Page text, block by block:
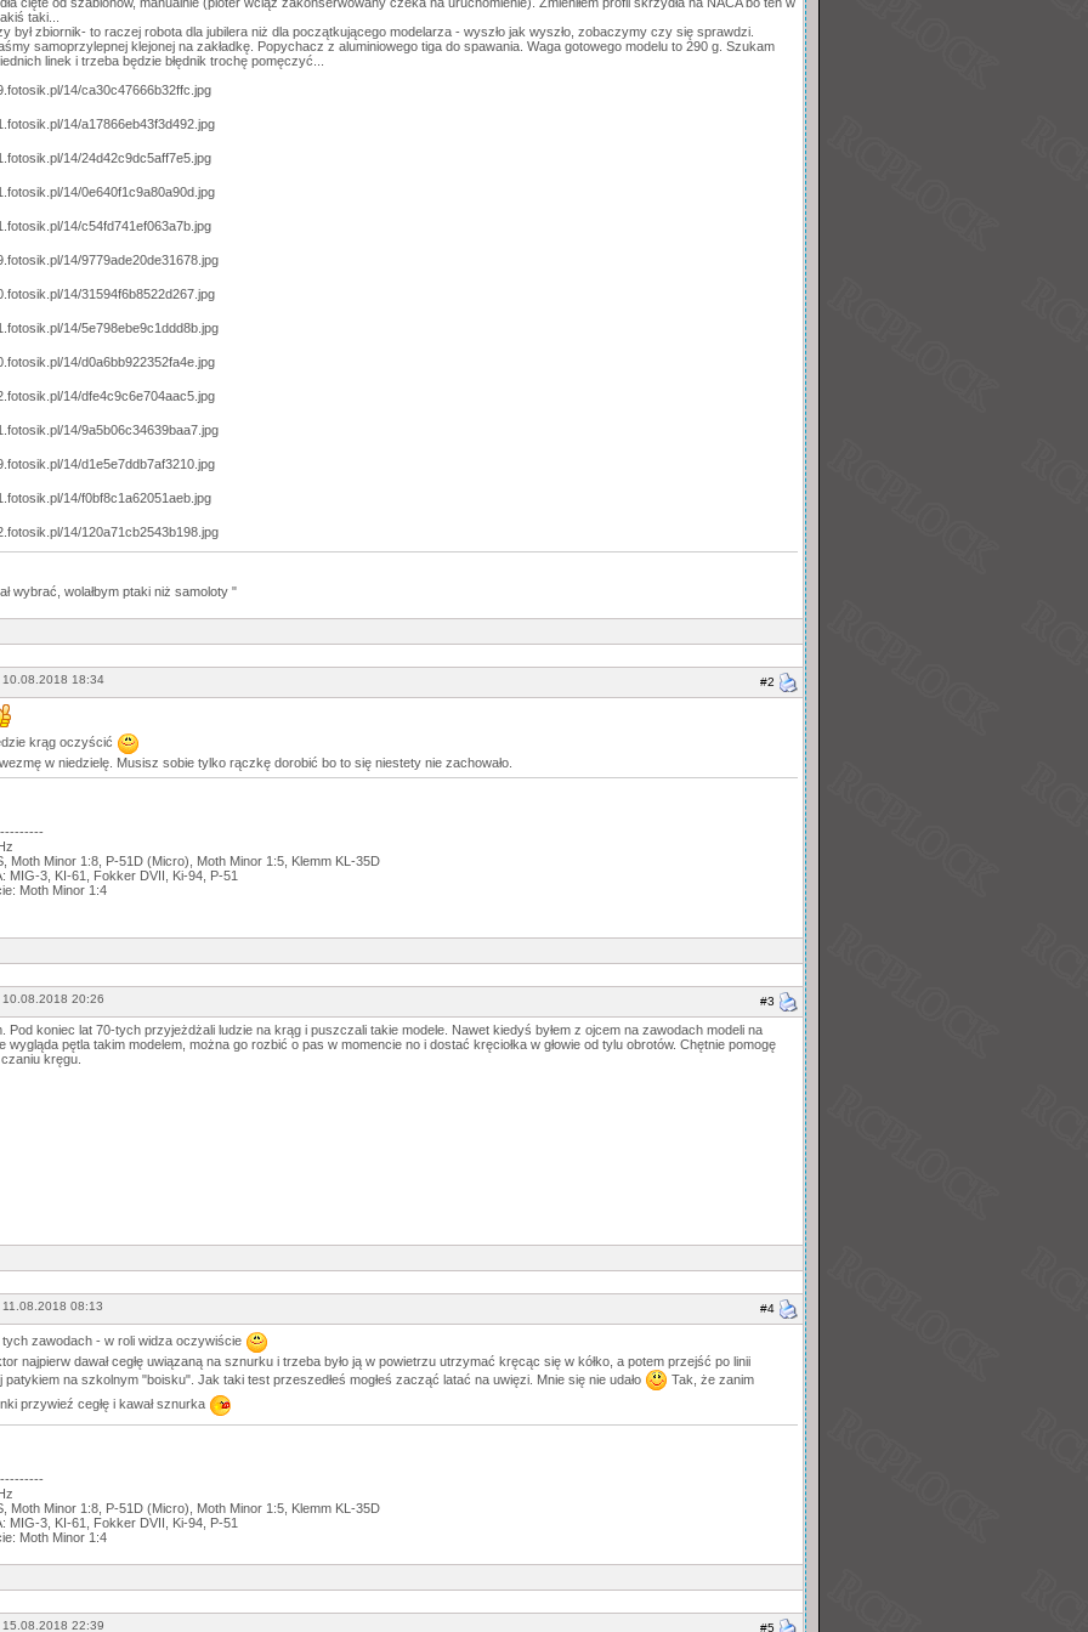
taki...
był zbiornik- to raczej robota dla jubilera niż dla początkującego modelarza - wyszło jak wyszło, zobaczymy czy się sprawdzi.
samoprzylepnej klejonej na zakładkę. Popychacz z aluminiowego tiga do spawania. Waga gotowego modelu to 290 g. Szukam
linek i trzeba będzie błędnik trochę pomęczyć...
wybrać, wolałbym ptaki niż samoloty "
#2
10.08.2018 18:34
krąg oczyścić
w niedzielę. Musisz sobie tylko rączkę dorobić bo to się niestety nie zachowało.
Moth Minor 1:8, P-51D (Micro), Moth Minor 1:5, Klemm KL-35D
MIG-3, KI-61, Fokker DVII, Ki-94, P-51
Moth Minor 1:4
#3
20:26
Pod koniec lat 70-tych przyjeżdżali ludzie na krąg i puszczali takie modele. Nawet kiedyś byłem z ojcem na zawodach modeli na
wygląda pętla takim modelem, można go rozbić o pas w momencie no i dostać kręciołka w głowie od tylu obrotów. Chętnie pomogę
kręgu.
#4
08:13
tych zawodach - w roli widza oczywiście
najpierw dawał cegłę uwiązaną na sznurku i trzeba było ją w powietrzu utrzymać kręcąc się w kółko, a potem przejść po linii
patykiem na szkolnym "boisku". Jak taki test przeszedłeś mogłeś zacząć latać na uwięzi. Mnie się nie udało
Tak, że zanim
przywieź cegłę i kawał sznurka
Moth Minor 1:8, P-51D (Micro), Moth Minor 1:5, Klemm KL-35D
MIG-3, KI-61, Fokker DVII, Ki-94, P-51
Moth Minor 1:4
#5
22:39